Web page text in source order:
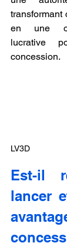
transformant
en une
lucrative
concession.
LV3D
Est-il
lancer